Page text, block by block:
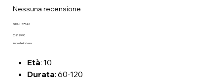
Nessuna recensione
SKU: SKU
5754.0
Prezzo
CHF 29.90
Imposte inclusa
Età: 10
Durata: 60-120